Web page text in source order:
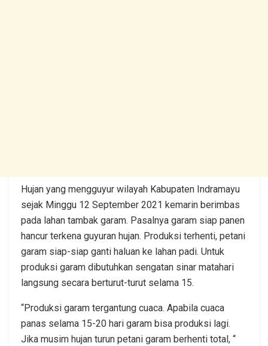
Hujan yang mengguyur wilayah Kabupaten Indramayu
sejak Minggu 12 September 2021 kemarin berimbas
pada lahan tambak garam. Pasalnya garam siap panen
hancur terkena guyuran hujan. Produksi terhenti, petani
garam siap-siap ganti haluan ke lahan padi. Untuk
produksi garam dibutuhkan sengatan sinar matahari
langsung secara berturut-turut selama 15.
“Produksi garam tergantung cuaca. Apabila cuaca
panas selama 15-20 hari garam bisa produksi lagi.
Jika musim hujan turun petani garam berhenti total, “